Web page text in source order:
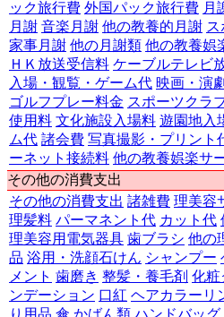
ック旅行費 外国パック旅行費 月
月謝 音楽月謝 他の教養的月謝
家事月謝 他の月謝類 他の教養娯
ＨＫ放送受信料 ケーブルテレビ
入場・観覧・ゲーム代 映画・演
ゴルフプレー料金 スポーツクラ
使用料 文化施設入場料 遊園地入
ム代 諸会費 写真撮影・プリント
ーネット接続料 他の教養娯楽サ
その他の消費支出
その他の消費支出 諸雑費 理美容
理髪料 パーマネント代 カット代
理美容用電気器具 歯ブラシ 他の
品 浴用・洗顔石けん シャンプー
メント 歯磨き 整髪・養毛剤 化粧
ンデーション 口紅 ヘアカラーリ
り用品 傘 かばん類 ハンドバッグ